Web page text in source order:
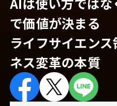
で価値が決まる
ライフサイエン
ネス変革の本質